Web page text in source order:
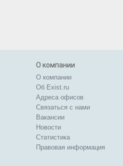
О компании
О компании
Об Exist.ru
Адреса офисов
Связаться с нами
Вакансии
Новости
Статистика
Правовая информация